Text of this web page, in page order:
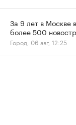
За 9 лет в Москве
более 500
Город, 06 авг, 12:25